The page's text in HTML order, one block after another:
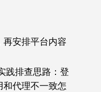
再安排平台内容
践排查思路：登
代理不一致怎